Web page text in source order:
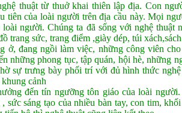
thuật từ thuở khai thiên lập địa. Con
tiên của loài người trên địa cầu này. Mọi
người. Chúng ta đã sống với nghệ thuật
trang sức, trang điểm ,giày dép, túi
ở, đang ngồi làm việc, những công viên
những phong tục, tập quán, hội hè, những
sự trưng bày phối trí với đủ hình thức
cảnh
đến tín ngưỡng tôn giáo của loài
sức sáng tạo của nhiều bàn tay, con tim,